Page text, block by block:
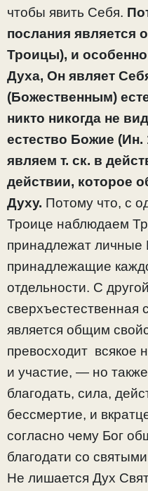
чтобы явить Себя.
послания
Троицы), и
Духа, Он являет
(Божественным)
никто никогда не
естество Божие
являем т. ск. в
действии, которое
Духу. Потому что, с
Троице наблюдаем
принадлежат личные
принадлежащие
отдельности. С
сверхъестественная
является общим
превосходит всякое
и участие, — но
благодать, сила,
бессмертие, и
согласно чему Бог
благодати со
Не лишается Дух